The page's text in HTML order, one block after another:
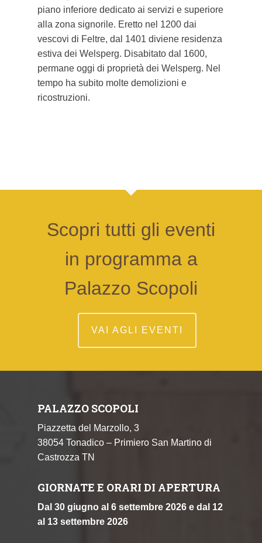
piano inferiore dedicato ai servizi e superiore
alla zona signorile. Eretto nel 1200 dai
vescovi di Feltre, dal 1401 diviene residenza
estiva dei Welsperg. Disabitato dal 1600,
permane oggi di proprietà dei Welsperg. Nel
tempo ha subito molte demolizioni e
ricostruzioni.
Scopri tutti gli eventi
in programma a
Palazzo Scopoli
VAI AGLI EVENTI
PALAZZO SCOPOLI
Piazzetta del Marzollo, 3
38054 Tonadico – Primiero San Martino di
Castrozza TN
GIORNATE E ORARI DI APERTURA
Dal 30 giugno al 6 settembre 2026 e dal 12
al 13 settembre 2026